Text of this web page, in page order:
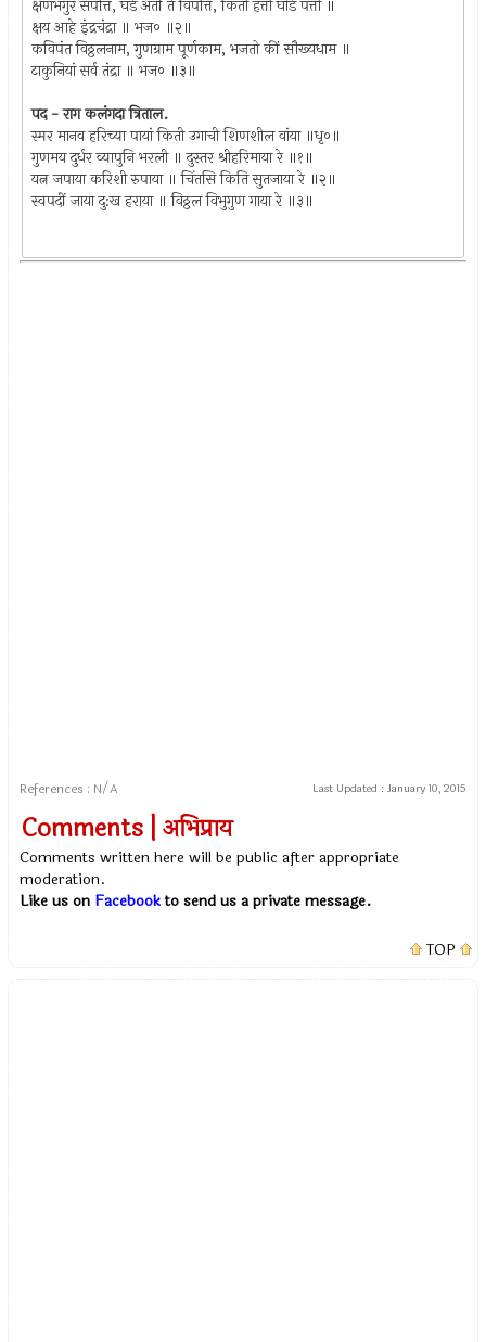
क्षणभंगुर संपत्ति, घडे अंतीं ते विपत्ति, किती हत्ती घोडे पत्ती ॥
क्षय आहे इंद्रचंद्रा ॥ भज० ॥२॥
कविपंत विठ्ठलनाम, गुणग्राम पूर्णकाम, भजतो कीं सौख्यधाम ॥
टाकुनियां सर्व तंद्रा ॥ भज० ॥३॥
पद - राग कलंगदा त्रिताल.
स्मर मानव हरिच्या पायां किती उगाची शिणशील वांया ॥धृ०॥
गुणमय दुर्धर व्यापुनि भरली ॥ दुस्तर श्रीहरिमाया रे ॥१॥
यत्न जपाया करिशी रुपाया ॥ चिंतसि किति सुतजाया रे ॥२॥
स्वपदीं जाया दु:ख हराया ॥ विठ्ठल विभुगुण गाया रे ॥३॥
References : N/A Last Updated : January 10, 2015
Comments | अभिप्राय
Comments written here will be public after appropriate
moderation.
Like us on Facebookto send us a private message.
TOP